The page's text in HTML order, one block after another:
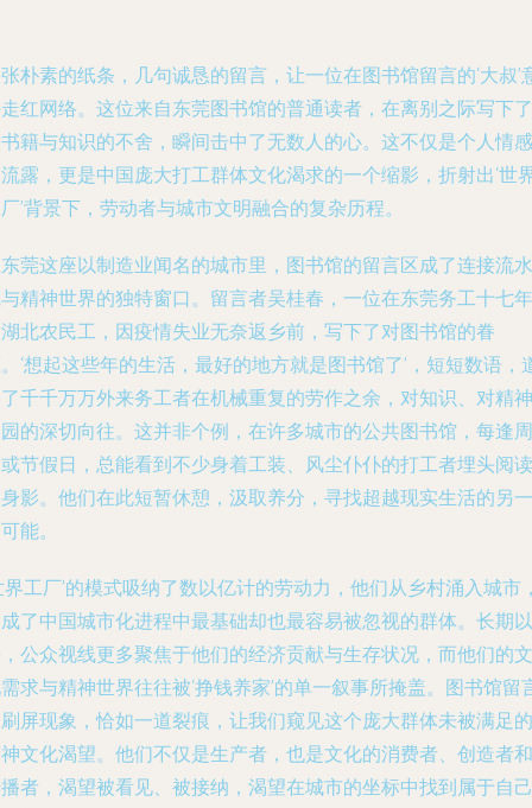
朴素的纸条，几句诚恳的留言，让一位在图书馆留言的‘大叔’
红网络。这位来自东莞图书馆的普通读者，在离别之际写下了
籍与知识的不舍，瞬间击中了无数人的心。这不仅是个人情感
露，更是中国庞大打工群体文化渴求的一个缩影，折射出‘世
’背景下，劳动者与城市文明融合的复杂历程。
莞这座以制造业闻名的城市里，图书馆的留言区成了连接流水
精神世界的独特窗口。留言者吴桂春，一位在东莞务工十七年
北农民工，因疫情失业无奈返乡前，写下了对图书馆的眷
‘想起这些年的生活，最好的地方就是图书馆了’，短短数语，
千千万万外来务工者在机械重复的劳作之余，对知识、对精神
的深切向往。这并非个例，在许多城市的公共图书馆，每逢周
节假日，总能看到不少身着工装、风尘仆仆的打工者埋头阅读
影。他们在此短暂休憩，汲取养分，寻找超越现实生活的另一
能。
界工厂’的模式吸纳了数以亿计的劳动力，他们从乡村涌入城市
了中国城市化进程中最基础却也最容易被忽视的群体。长期以
公众视线更多聚焦于他们的经济贡献与生存状况，而他们的文
求与精神世界往往被‘挣钱养家’的单一叙事所掩盖。图书馆留
屏现象，恰如一道裂痕，让我们窥见这个庞大群体未被满足的
文化渴望。他们不仅是生产者，也是文化的消费者、创造者和
者，渴望被看见、被接纳，渴望在城市的坐标中找到属于自己